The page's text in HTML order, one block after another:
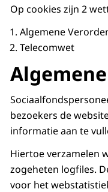
Op cookies zijn 2
Algemene
Telecomwet
bezoekers de
informatie aan te
Hiertoe verzamelen
zogeheten logfiles.
voor het